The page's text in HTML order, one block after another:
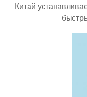
Китай